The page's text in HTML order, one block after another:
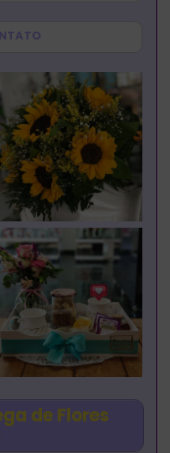
de Flores